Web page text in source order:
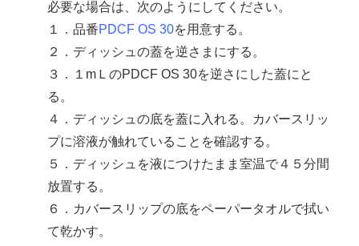
必要な場合は、次のようにしてください。
１．品番PDCF OS 30を用意する。
２．ディッシュの蓋を逆さまにする。
３．１mＬのPDCF OS 30を逆さにした蓋にと
る。
４．ディッシュの底を蓋に入れる。カバースリッ
プに溶液が触れていることを確認する。
５．ディッシュを液につけたまま室温で４５分間
放置する。
６．カバースリップの底をペーパータオルで拭い
て乾かす。